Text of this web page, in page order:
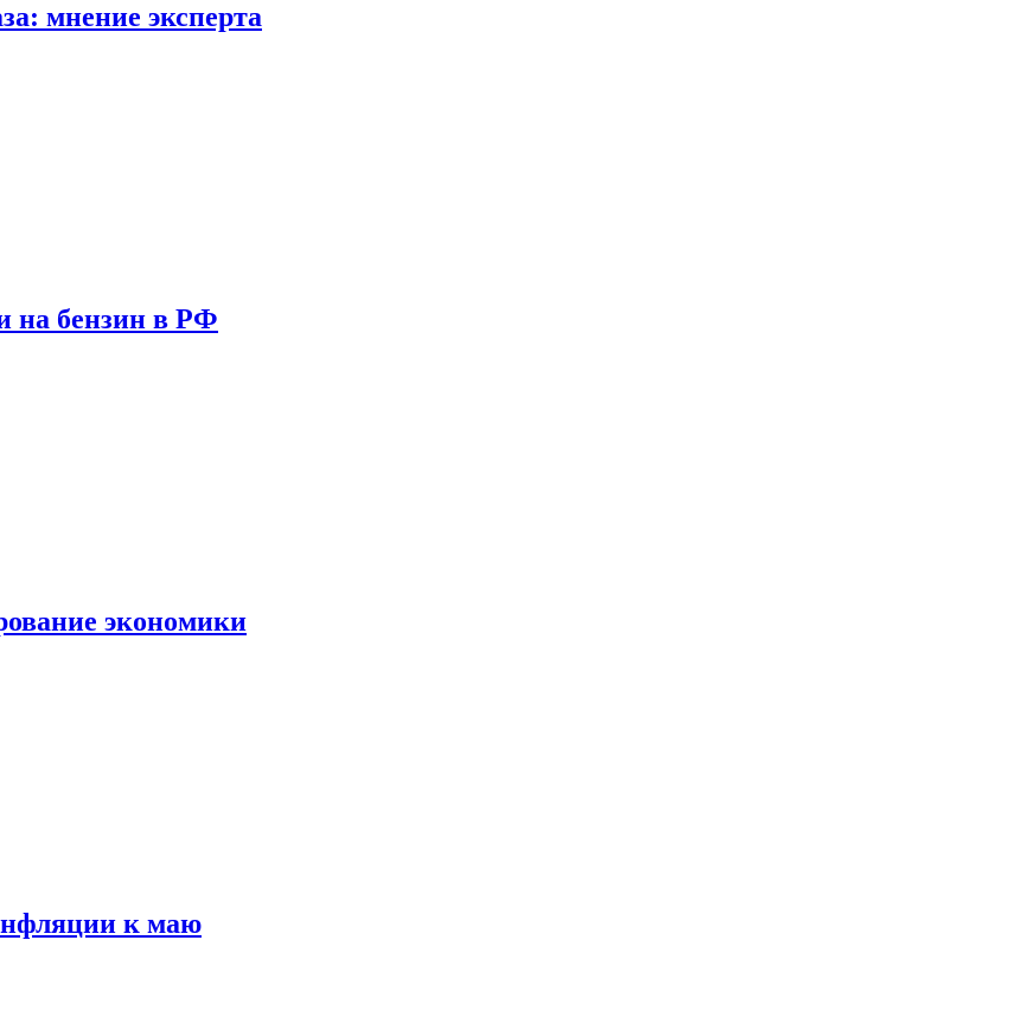
мнение эксперта
на бензин в РФ
экономики
к маю